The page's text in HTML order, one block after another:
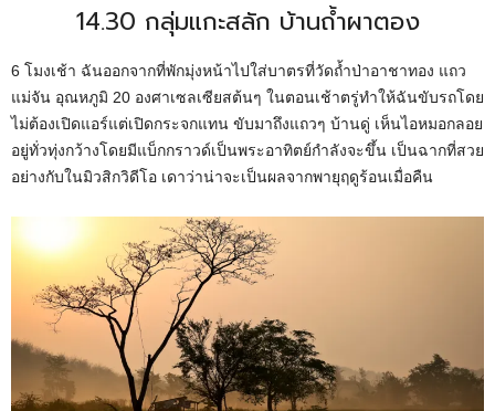
14.30 กลุ่มแกะสลัก บ้านถ้ำผาตอง
6 โมงเช้า ฉันออกจากที่พักมุ่งหน้าไปใส่บาตรที่วัดถ้ำป่าอาชาทอง แถว
แม่จัน อุณหภูมิ 20 องศาเซลเซียสต้นๆ ในตอนเช้าตรู่ทำให้ฉันขับรถโดย
ไม่ต้องเปิดแอร์แต่เปิดกระจกแทน ขับมาถึงแถวๆ บ้านดู่ เห็นไอหมอกลอย
อยู่ทั่วทุ่งกว้างโดยมีแบ็กกราวด์เป็นพระอาทิตย์กำลังจะขึ้น เป็นฉากที่สวย
อย่างกับในมิวสิกวิดีโอ เดาว่าน่าจะเป็นผลจากพายุฤดูร้อนเมื่อคืน